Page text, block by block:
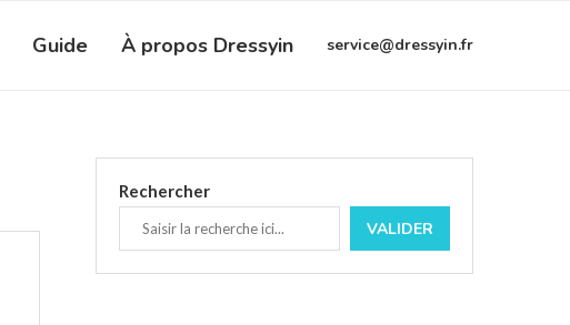
Guide À propos Dressyin service@dressyin.fr
Rechercher
VALIDER